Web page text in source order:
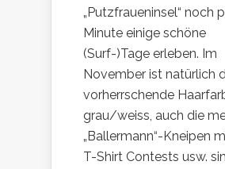
„Putzfraueninsel“ noch
Minute einige schöne
(Surf-)Tage erleben. Im
November ist natürlich
vorherrschende
grau/weiss, auch die
„Ballermann“-Kneipen
T-Shirt Contests usw.